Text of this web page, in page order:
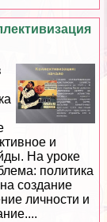
и
На уроке
политика
создание
личности и